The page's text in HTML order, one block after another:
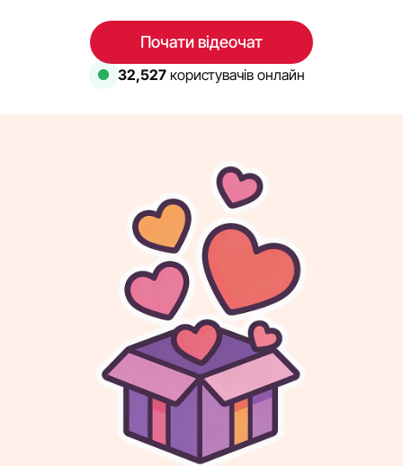
Почати відеочат
32,527 користувачів онлайн